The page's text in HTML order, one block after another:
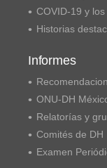
COVID-19 y los
Historias
Informes
ONU-DH
Relatorías y
Comités de DH
Examen